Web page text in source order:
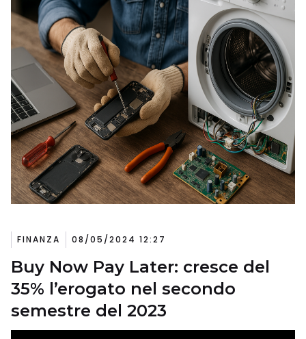
FINANZA 08/05/2024 12:27
Buy Now Pay Later: cresce del
35% l’erogato nel secondo
semestre del 2023